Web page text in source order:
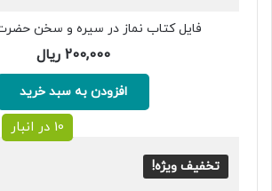
فایل کتاب نماز در سیره و سخن
200,000 ریال
افزودن به سبد خرید
تخفیف ویژه!
10 در انبار